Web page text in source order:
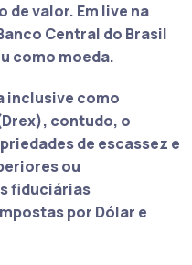
valor. Em live na
Central do Brasil
como moeda.
inclusive como
Drex), contudo, o
de escassez e
ou
fiduciárias
por Dólar e